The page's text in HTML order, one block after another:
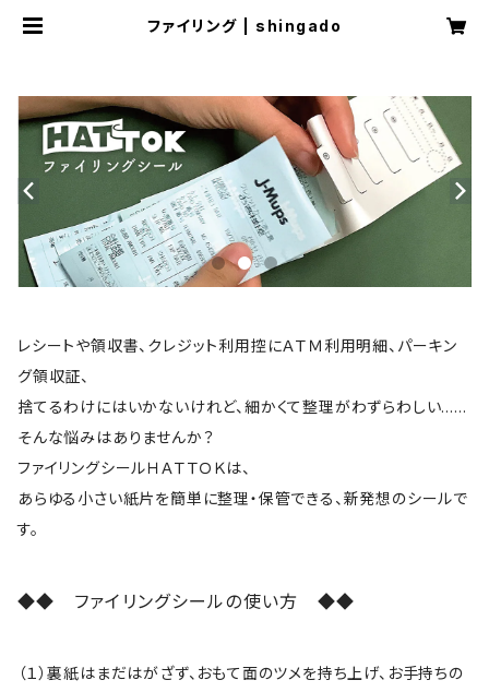
ファイリング | shingado
レシートや領収書、クレジット利用控にＡＴＭ利用明細、パーキン
グ領収証、
捨てるわけにはいかないけれど、細かくて整理がわずらわしい……
そんな悩みはありませんか？
ファイリングシールＨＡＴＴＯＫは、
あらゆる小さい紙片を簡単に整理・保管できる、新発想のシールで
す。
◆◆ ファイリングシールの使い方 ◆◆
（１）裏紙はまだはがざず、おもて面のツメを持ち上げ、お手持ちの